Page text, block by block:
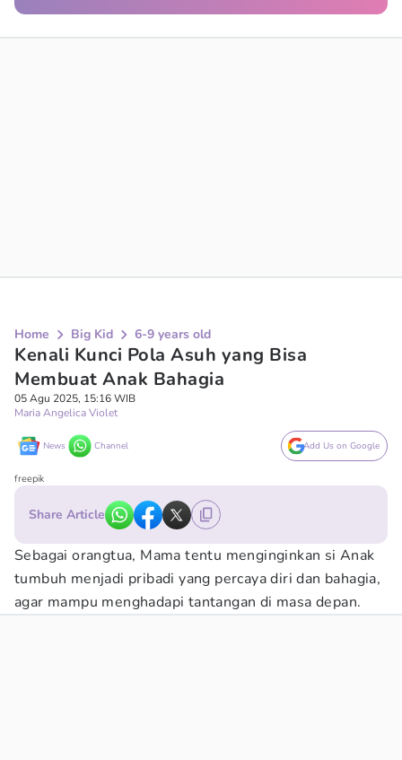
Home Big Kid 6-9 years old
Kenali Kunci Pola Asuh yang Bisa
Membuat Anak Bahagia
05 Agu 2025, 15:16 WIB
Maria Angelica Violet
News Channel Add Us on Google
freepik
Share Article
Sebagai orangtua, Mama tentu menginginkan si Anak
tumbuh menjadi pribadi yang percaya diri dan bahagia,
agar mampu menghadapi tantangan di masa depan.